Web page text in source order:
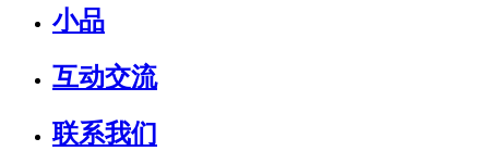
小品
互动交流
联系我们